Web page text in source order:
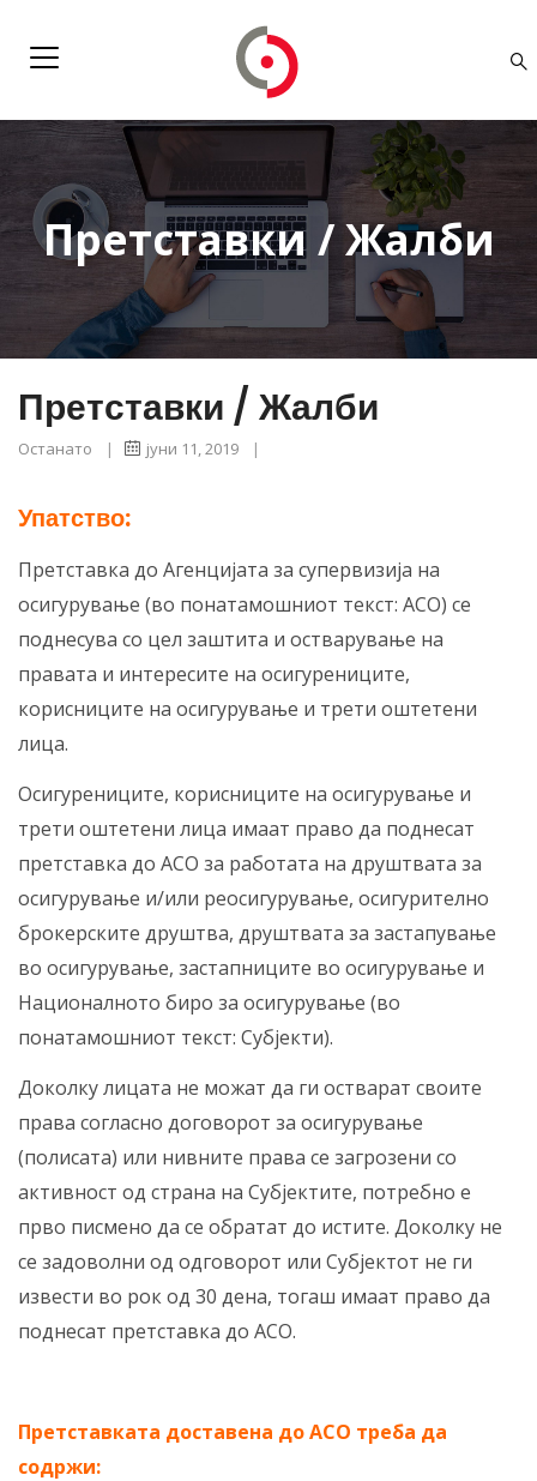
Претставки / Жалби
Претставки / Жалби
Останато | јуни 11, 2019 |
Упатство:
Претставка до Агенцијата за супервизија на
осигурување (во понатамошниот текст: АСО) се
поднесува со цел заштита и остварување на
правата и интересите на осигурениците,
корисниците на осигурување и трети оштетени
лица.
Осигурениците, корисниците на осигурување и
трети оштетени лица имаат право да поднесат
претставка до АСО за работата на друштвата за
осигурување и/или реосигурување, осигурително
брокерските друштва, друштвата за застапување
во осигурување, застапниците во осигурување и
Националното биро за осигурување (во
понатамошниот текст: Субјекти).
Доколку лицата не можат да ги остварат своите
права согласно договорот за осигурување
(полисата) или нивните права се загрозени со
активност од страна на Субјектите, потребно е
прво писмено да се обратат до истите. Доколку не
се задоволни од одговорот или Субјектот не ги
извести во рок од 30 дена, тогаш имаат право да
поднесат претставка до АСО.
Претставката доставена до АСО треба да
содржи: